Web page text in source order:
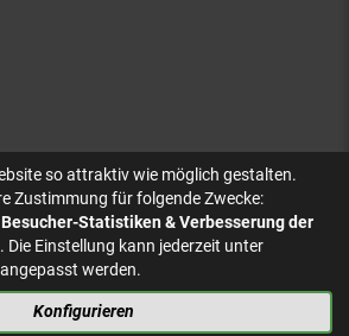
NACH OBEN
so attraktiv wie möglich gestalten.
Zustimmung für folgende Zwecke:
Statistiken & Verbesserung der
. Die Einstellung kann jederzeit unter
angepasst werden.
Konfigurieren